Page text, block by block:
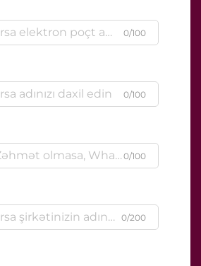
0/100
0/100
0/100
0/200